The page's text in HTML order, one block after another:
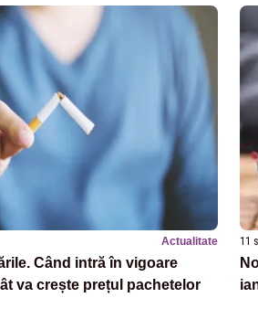
Actualitate
Când intră în vigoare
va crește prețul pachetelor
11